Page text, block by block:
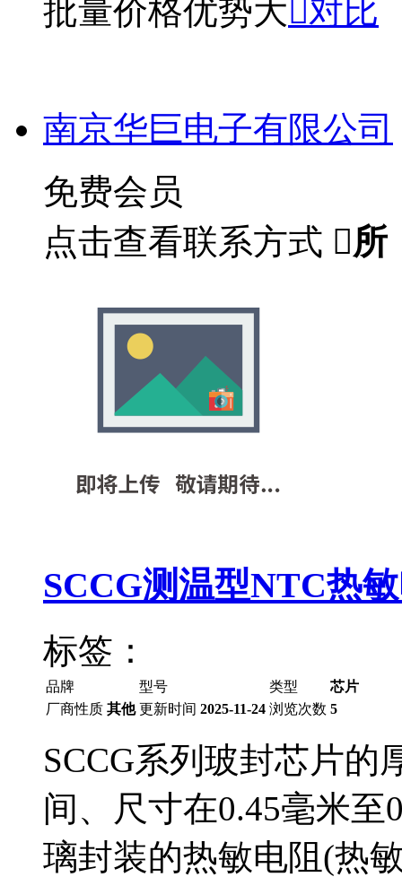
批量价格优势大对比
南京华巨电子有限公司
免费会员
点击查看联系方式 所
SCCG测温型NTC热
标签：
品牌 型号 类型
芯片
厂商性质 其他 更新时间 2025-11-24 浏览次数 5
SCCG系列玻封芯片的
间、尺寸在0.45毫米
璃封装的热敏电阻(热